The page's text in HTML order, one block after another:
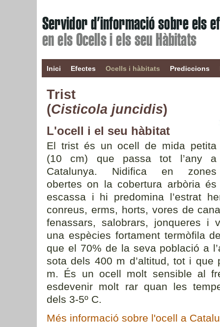
Inici Efectes Ocells i hàbitats Prediccions
Trist
(Cisticola juncidis)
L'ocell i el seu hàbitat
El trist és un ocell de mida petita
(10 cm) que passa tot l’any a
Catalunya. Nidifica en zones
obertes on la cobertura arbòria és
escassa i hi predomina l’estrat
conreus, erms, horts, vores de
fenassars, salobrars, jonqueres i
una espècies fortament termòfila
que el 70% de la seva població a
sota dels 400 m d’altitud, tot i que
m. És un ocell molt sensible al
esdevenir molt rar quan les
dels 3-5º C.
Més informació sobre l'ocell a